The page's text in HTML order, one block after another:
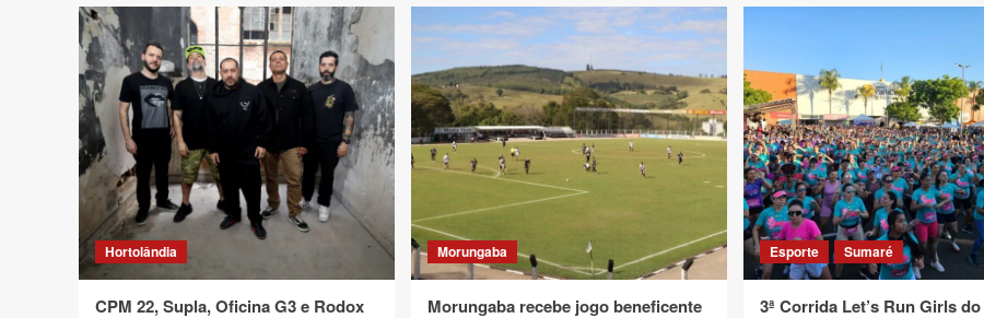
Hortolândia
CPM 22, Supla, Oficina G3 e Rodox
Morungaba
Morungaba recebe jogo beneficente
Esporte Sumaré
3ª Corrida Let’s Run Girls do